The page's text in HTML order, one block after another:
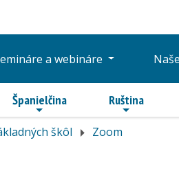
a webináre
Španielčina Ruština
škôl Zoom